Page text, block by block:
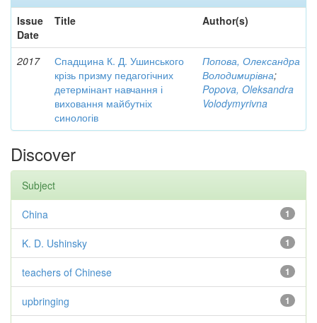
Issue
Date
Title Author(s)
2017
Спадщина К. Д. Ушинського
крізь призму педагогічних
детермінант навчання і
виховання майбутніх
синологів
Попова, Олександра
Володимирівна;
Popova, Oleksandra
Volodymyrivna
Discover
Subject
1
China
1
K. D. Ushinsky
1
teachers of Chinese
1
upbringing